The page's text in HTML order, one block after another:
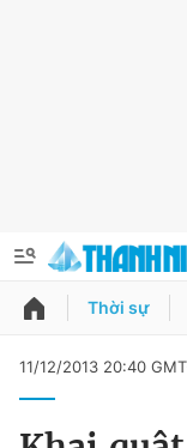
QUẢNG CÁO
Thời sự
11/12/2013 20:40